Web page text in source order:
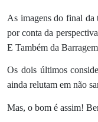
As imagens do final da
por conta da
E Também da
Os dois últimos
ainda relutam em não
Mas, o bom é assim!